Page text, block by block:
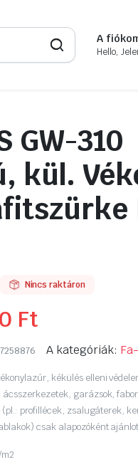
A
Hello,
GW-310
kül.
Nincs raktáron
Ft
A kategóriák:
kékülés elleni
ácsszerkezetek, garázsok,
profillécek, zsalugáterek,
csak alapozóként